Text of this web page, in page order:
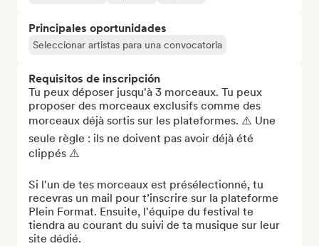
Principales oportunidades
Seleccionar artistas para una convocatoria
Requisitos de inscripción
Tu peux déposer jusqu'à 3 morceaux. Tu peux
proposer des morceaux exclusifs comme des
morceaux déjà sortis sur les plateformes. ⚠️ Une
seule règle : ils ne doivent pas avoir déjà été
clippés ⚠️
Si l'un de tes morceaux est présélectionné, tu
recevras un mail pour t’inscrire sur la plateforme
Plein Format. Ensuite, l'équipe du festival te
tiendra au courant du suivi de ta musique sur leur
site dédié.